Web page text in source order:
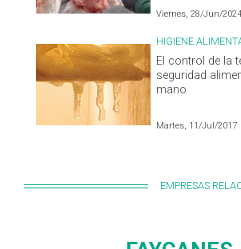
Viernes, 28/Jun/2024
HIGIENE
El control de la
seguridad
mano
Martes, 11/Jul/2017
EMPRESAS